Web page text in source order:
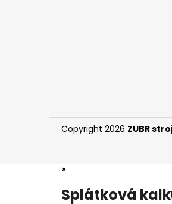
Copyright 2026 ZUBR
×
Splátková